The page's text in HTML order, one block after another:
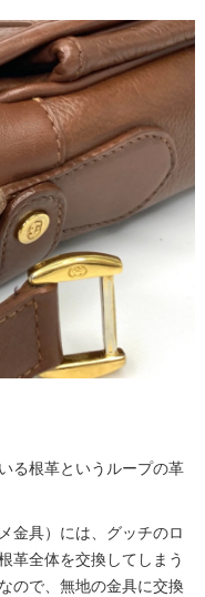
る根革というループの革
金具）には、グッチのロ
革全体を交換してしまう
ので、無地の金具に交換